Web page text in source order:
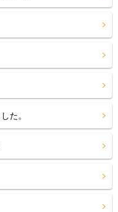
た。